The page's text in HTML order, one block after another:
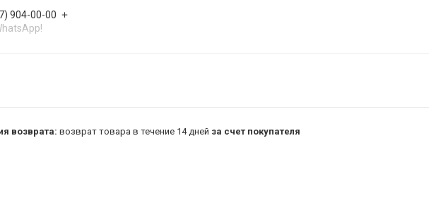
904-00-00
возврат товара в течение 14 дней за счет покупателя